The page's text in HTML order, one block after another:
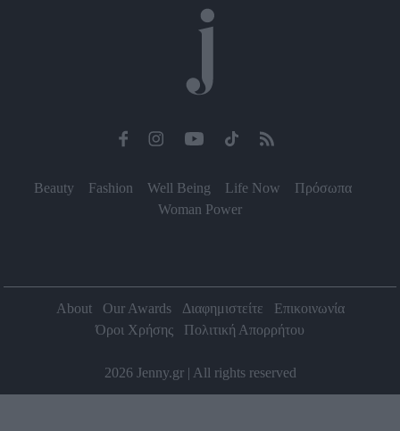
Beauty Fashion Well Being Life Now
Πρόσωπα
Woman Power
About Our Awards Διαφημιστείτε
Επικοινωνία
Όροι Χρήσης
Πολιτική Απορρήτου
2026 Jenny.gr | All rights reserved